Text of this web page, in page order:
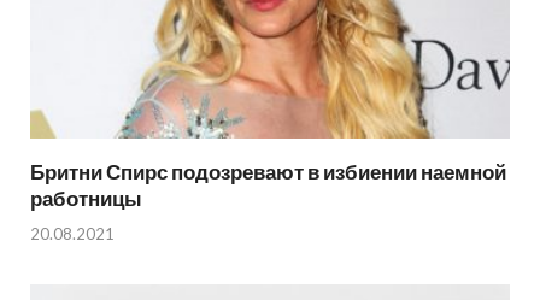
Бритни Спирс подозревают в избиении наемной
работницы
20.08.2021